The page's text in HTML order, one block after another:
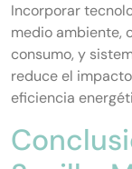
Incorporar
medio ambiente,
consumo, y
reduce el
eficiencia